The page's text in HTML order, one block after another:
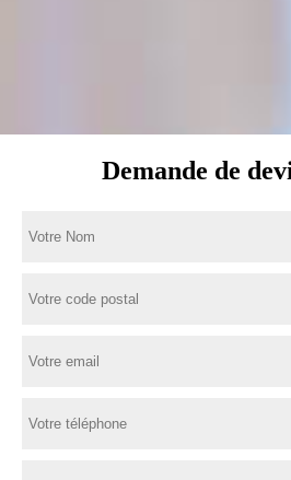
Demande de